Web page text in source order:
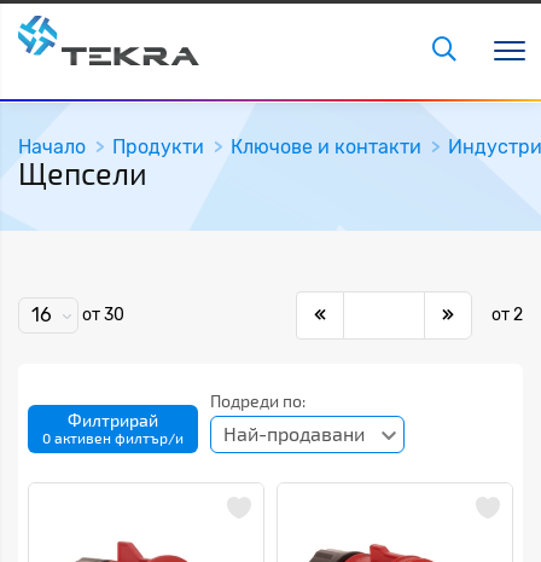
Начало Продукти Ключове и контакти
Щепсели
16 от 30 от 2
Филтрирай
0 активен филтър/и
Подреди по:
Най-продавани